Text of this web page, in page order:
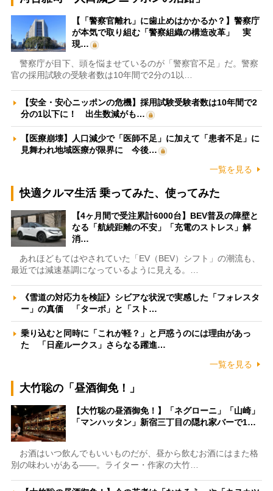
【「警察官離れ」に歯止めはかかるか？】警察庁
が本気で取り組む「警察組織の構造改革」 実
現…
警察庁が目下、頭を悩ませているのが「警察官不足」だ。警察
官の採用試験の受験者数は10年間で2分の1以…
【安全・安心ニッポンの危機】採用試験受験者数は10年間で2
分の1以下に！ 出生数減がも…
【医療崩壊】人口減少で「医師不足」に加えて「患者不足」に
見舞われ地域医療が限界に 今後…
一覧を見る
快適クルマ生活 乗ってみた、使ってみた
【4ヶ月間で受注累計6000台】BEV普及の障壁と
なる「航続距離の不安」「充電のストレス」解
消…
あれほどもてはやされていた「EV（BEV）シフト」の潮流も、
最近では減速基調になっているように見える。…
《雪道の対応力を検証》シビアな状況で実感した「フォレスタ
ー」の真価 「ターボ」と「スト…
乗り込むと同時に「これが軽？」と戸惑うのには理由があっ
た 「日産ルークス」さらなる躍進…
一覧を見る
大竹聡の「昼酒御免！」
【大竹聡の昼酒御免！】「ネグローニ」「山崎」
「マンハッタン」新宿三丁目の隠れ家バーで1…
お酒はいつ飲んでもいいものだが、昼から飲むお酒にはまた格
別の味わいがある――。ライター・作家の大竹…